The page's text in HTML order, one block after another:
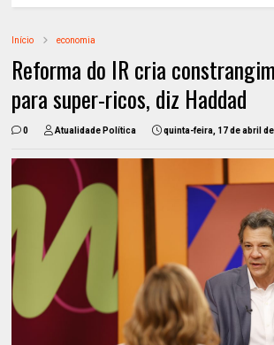
Início economia
Reforma do IR cria
para super-ricos, diz Haddad
0 Atualidade Política quinta-feira, 17 de abril